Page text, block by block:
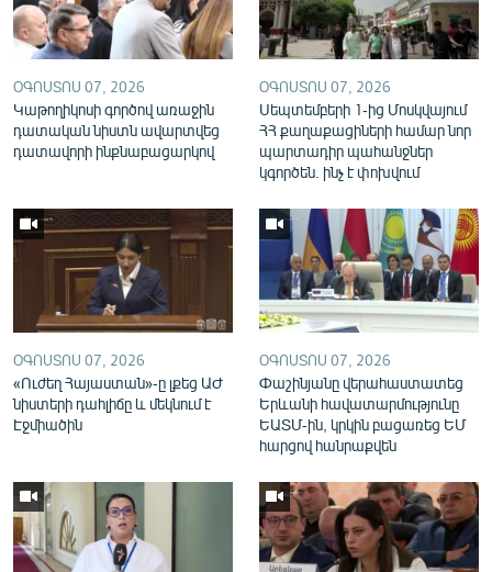
ՀԵՏԵՎԵՔ ՄԵԶ
ՕԳՈՍՏՈՍ 07, 2026
Կաթողիկոսի գործով առաջին
դատական նիստն ավարտվեց
դատավորի ինքնաբացարկով
ՕԳՈՍՏՈՍ 07, 2026
Սեպտեմբերի 1-ից Մոսկվայում
ՀՀ քաղաքացիների համար նոր
պարտադիր պահանջներ
կգործեն. ինչ է փոխվում
ՕԳՈՍՏՈՍ 07, 2026
«Ուժեղ Հայաստան»-ը լքեց ԱԺ
նիստերի դահլիճը և մեկնում է
Էջմիածին
ՕԳՈՍՏՈՍ 07, 2026
Փաշինյանը վերահաստատեց
Երևանի հավատարմությունը
ԵԱՏՄ-ին, կրկին բացառեց ԵՄ
հարցով հանրաքվեն